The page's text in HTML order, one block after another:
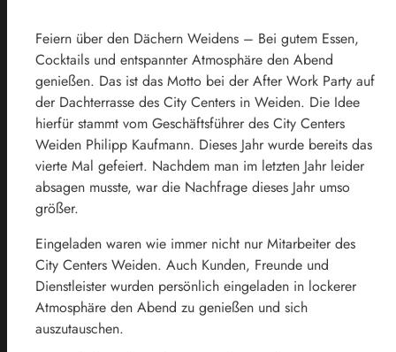
Feiern über den Dächern Weidens – Bei gutem Essen,
Cocktails und entspannter Atmosphäre den Abend
genießen. Das ist das Motto bei der After Work Party auf
der Dachterrasse des City Centers in Weiden. Die Idee
hierfür stammt vom Geschäftsführer des City Centers
Weiden Philipp Kaufmann. Dieses Jahr wurde bereits das
vierte Mal gefeiert. Nachdem man im letzten Jahr leider
absagen musste, war die Nachfrage dieses Jahr umso
größer.
Eingeladen waren wie immer nicht nur Mitarbeiter des
City Centers Weiden. Auch Kunden, Freunde und
Dienstleister wurden persönlich eingeladen in lockerer
Atmosphäre den Abend zu genießen und sich
auszutauschen.